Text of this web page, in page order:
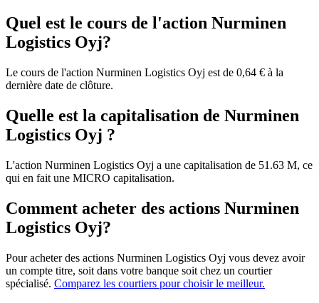
Quel est le cours de l'action Nurminen
Logistics Oyj?
Le cours de l'action Nurminen Logistics Oyj est de 0,64 € à la
dernière date de clôture.
Quelle est la capitalisation de Nurminen
Logistics Oyj ?
L'action Nurminen Logistics Oyj a une capitalisation de 51.63 M, ce
qui en fait une MICRO capitalisation.
Comment acheter des actions Nurminen
Logistics Oyj?
Pour acheter des actions Nurminen Logistics Oyj vous devez avoir
un compte titre, soit dans votre banque soit chez un courtier
spécialisé. Comparez les courtiers pour choisir le meilleur.